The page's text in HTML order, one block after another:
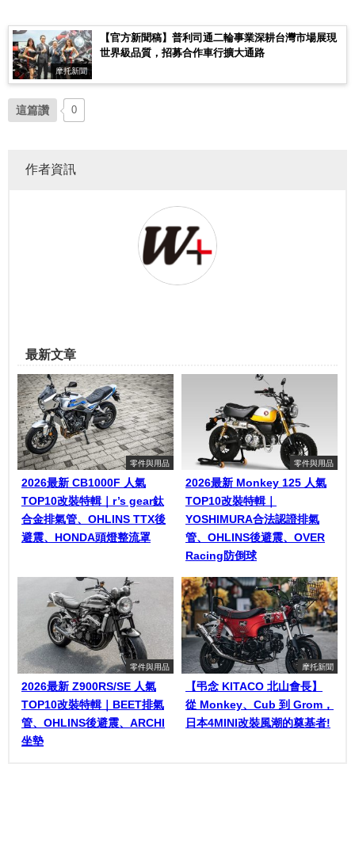
摩托新聞
【官方新聞稿】普利司通二輪事業深耕台灣市場展現
世界級品質，招募合作車行擴大通路
這篇讚 0
作者資訊
最新文章
零件與用品
2026最新 CB1000F 人氣
TOP10改裝特輯｜r’s gear鈦
合金排氣管、OHLINS TTX後
避震、HONDA頭燈整流罩
零件與用品
2026最新 Monkey 125 人氣
TOP10改裝特輯｜
YOSHIMURA合法認證排氣
管、OHLINS後避震、OVER
Racing防倒球
零件與用品
2026最新 Z900RS/SE 人氣
TOP10改裝特輯｜BEET排氣
管、OHLINS後避震、ARCHI
坐墊
摩托新聞
【弔念 KITACO 北山會長】
從 Monkey、Cub 到 Grom，
日本4MINI改裝風潮的奠基者!